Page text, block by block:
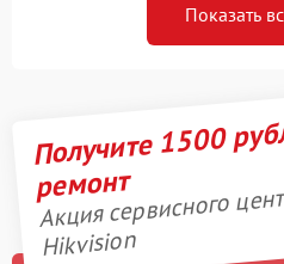
Показать
Получите 1500
ремонт
Акция сервисного
Hikvision